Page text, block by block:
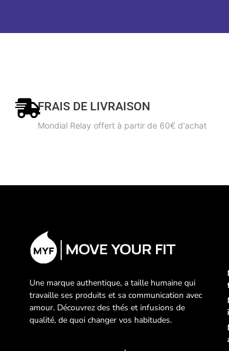
FRAIS DE LIVRAISON
Mondial Relay offert à partir de 60€ d'achat
Une marque authentique, a taille humaine qui
travaille ses produits et sa communication avec
amour. Découvrez des thés et infusions de
qualité, de quoi changer vos habitudes.